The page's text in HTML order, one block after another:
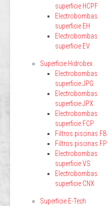
superficie HCPF
Electrobombas
superficie EH
Electrobombas
superficie EV
Superficie Hidrobex
Electrobombas
superficie JPG
Electrobombas
superficie JPX
Electrobombas
superficie FCP
Filtros piscinas FB
Filtros piscinas FP
Electrobombas
superficie VS
Electrobombas
superficie CNX
Superficie E-Tech